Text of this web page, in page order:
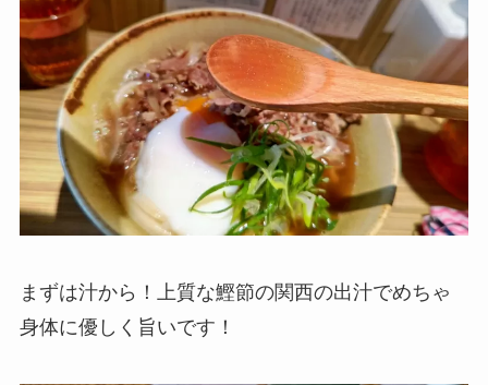
まずは汁から！上質な鰹節の関西の出汁でめちゃ
身体に優しく旨いです！